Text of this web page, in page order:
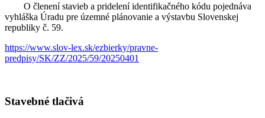
O členení stavieb a pridelení identifikačného kódu pojednáva
vyhláška Úradu pre územné plánovanie a výstavbu Slovenskej
republiky č. 59.
https://www.slov-lex.sk/ezbierky/pravne-
predpisy/SK/ZZ/2025/59/20250401
Stavebné tlačivá